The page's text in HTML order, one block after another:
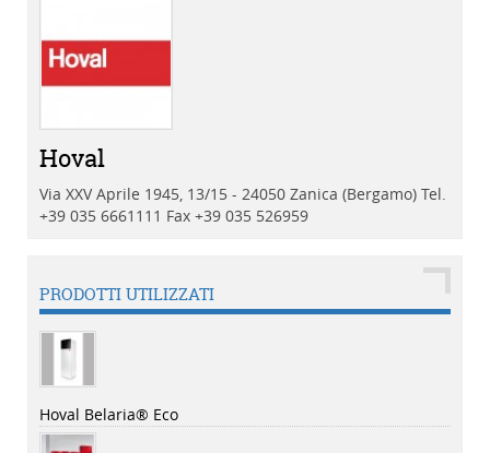
Hoval
Via XXV Aprile 1945, 13/15 - 24050 Zanica (Bergamo) Tel.
+39 035 6661111 Fax +39 035 526959
PRODOTTI UTILIZZATI
Hoval Belaria® Eco